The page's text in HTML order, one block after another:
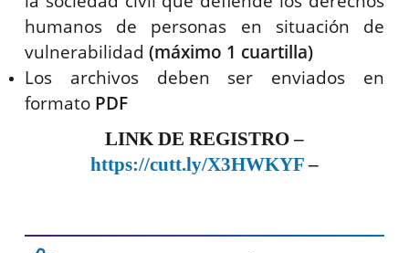
humanos de personas en situación de
vulnerabilidad(máximo 1 cuartilla)
Los archivos deben ser enviados en
formato PDF
LINK DE REGISTRO –
https://cutt.ly/X3HWKYF–